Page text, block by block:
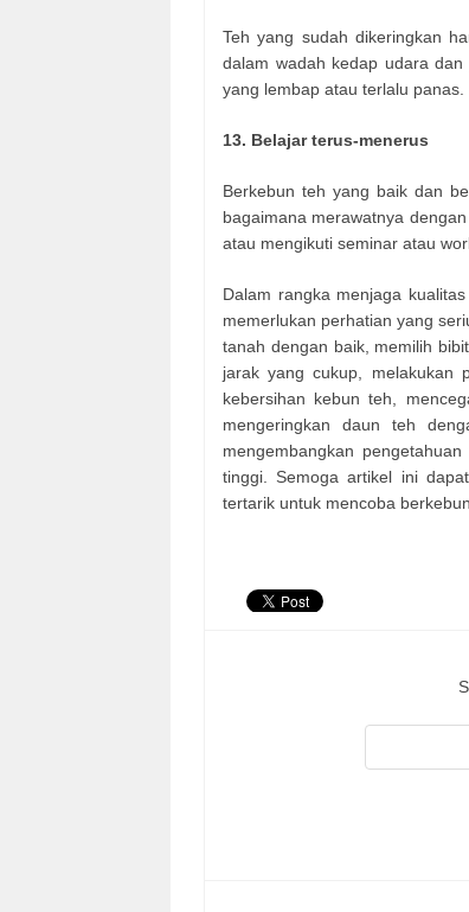
Teh yang sudah dikeringkan
dalam wadah kedap udara
yang lembap atau terlalu panas.
13. Belajar terus-menerus
Berkebun teh yang baik dan
bagaimana merawatnya
atau mengikuti seminar atau
Dalam rangka menjaga
memerlukan perhatian yang
tanah dengan baik, memilih
jarak yang cukup, melakukan
kebersihan kebun teh,
mengeringkan daun teh
mengembangkan
tinggi. Semoga artikel ini
tertarik untuk mencoba